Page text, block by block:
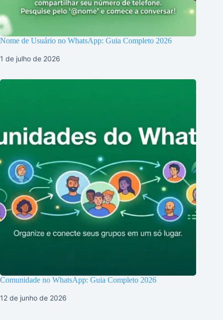
Nome de Usuário no WhatsApp: Guia Completo 2026
1 de julho de 2026
Comunidade no WhatsApp: Guia Completo 2026
12 de junho de 2026